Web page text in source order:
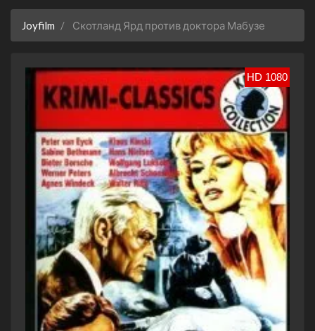
Joyfilm Скотланд Ярд против доктора Мабузе
HD 1080